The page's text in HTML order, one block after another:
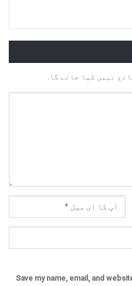
نہیں کیا جائے گا.
Save my name, email, and